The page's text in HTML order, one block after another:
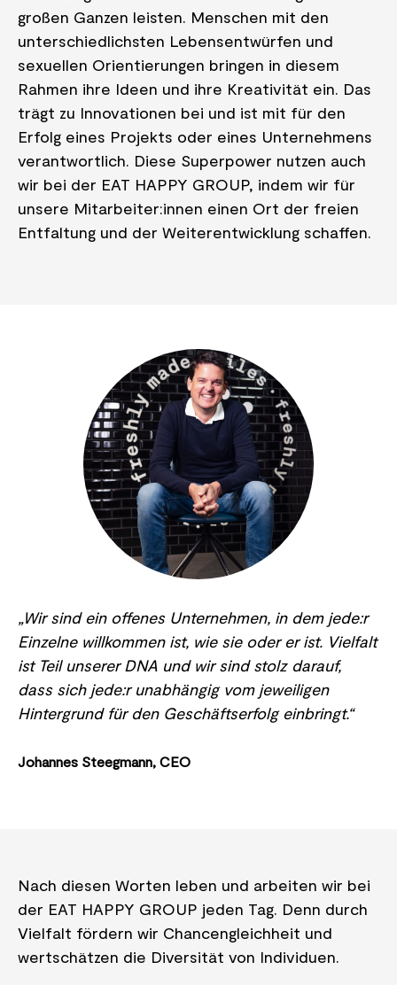
großen Ganzen leisten. Menschen mit den
unterschiedlichsten Lebensentwürfen und
sexuellen Orientierungen bringen in diesem
Rahmen ihre Ideen und ihre Kreativität ein. Das
trägt zu Innovationen bei und ist mit für den
Erfolg eines Projekts oder eines Unternehmens
verantwortlich. Diese Superpower nutzen auch
wir bei der EAT HAPPY GROUP, indem wir für
unsere Mitarbeiter:innen einen Ort der freien
Entfaltung und der Weiterentwicklung schaffen.
„Wir sind ein offenes Unternehmen, in dem jede:r
Einzelne willkommen ist, wie sie oder er ist. Vielfalt
ist Teil unserer DNA und wir sind stolz darauf,
dass sich jede:r unabhängig vom jeweiligen
Hintergrund für den Geschäftserfolg einbringt.“
Johannes Steegmann, CEO
Nach diesen Worten leben und arbeiten wir bei
der EAT HAPPY GROUP jeden Tag. Denn durch
Vielfalt fördern wir Chancengleichheit und
wertschätzen die Diversität von Individuen.